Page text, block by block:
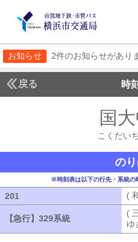
お知らせ 2件のお知らせがあり
戻る 時
国
こくだい
の
※時刻表は以下の行先・系統の
201 (
【急行】329系統 【急行】329系統
(
ゆ